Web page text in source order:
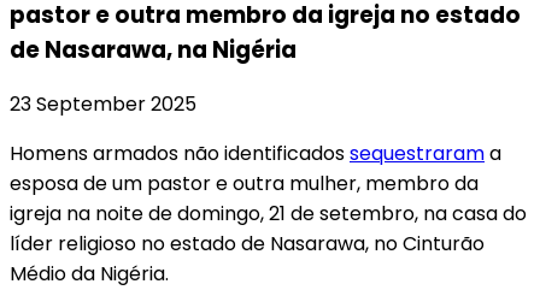
pastor e outra membro da igreja no estado
de Nasarawa, na Nigéria
23 September 2025
Homens armados não identificadossequestrarama
esposa de um pastor e outra mulher, membro da
igreja na noite de domingo, 21 de setembro, na casa do
líder religioso no estado de Nasarawa, no Cinturão
Médio da Nigéria.